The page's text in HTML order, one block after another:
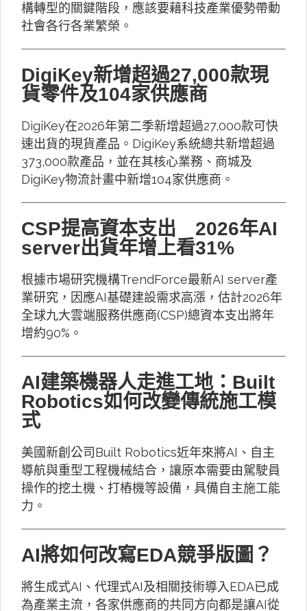
構轉型的關鍵階段，應該要藉科技產業優勢帶動
社會各行各業繁榮。
DigiKey新增超過27,000款現
貨零件及104家供應商
DigiKey在2026年第二季新增超過27,000款可快
速出貨的現貨產品。DigiKey系統總共新增超過
373,000款產品，並在其核心業務、商城及
DigiKey物流計畫中新增104家供應商。
CSP提高資本支出 2026年AI
server出貨年增上看31%
根據市場研究機構TrendForce最新AI server產
業研究，因應AI基礎建設需求高漲，估計2026年
全球九大雲端服務供應商(CSP)總資本支出將年
增約90%。
AI建築機器人走進工地：Built
Robotics如何改變傳統施工模
式
美國新創公司Built Robotics近年來將AI、自主
導航與重型工程機械結合，讓原本需要由駕駛員
操作的挖土機、打樁機等設備，具備自主施工能
力。
AI將如何改寫EDA競爭版圖？
將生成式AI、代理式AI及相關技術導入EDA已成
為產業主流，各家供應商的共同方向都是讓AI從